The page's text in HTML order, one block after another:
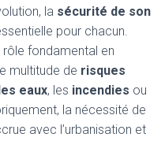
la sécurité de son
pour chacun.
rôle fondamental en
multitude de risques
eaux, les incendies ou
la nécessité de
avec l’urbanisation et